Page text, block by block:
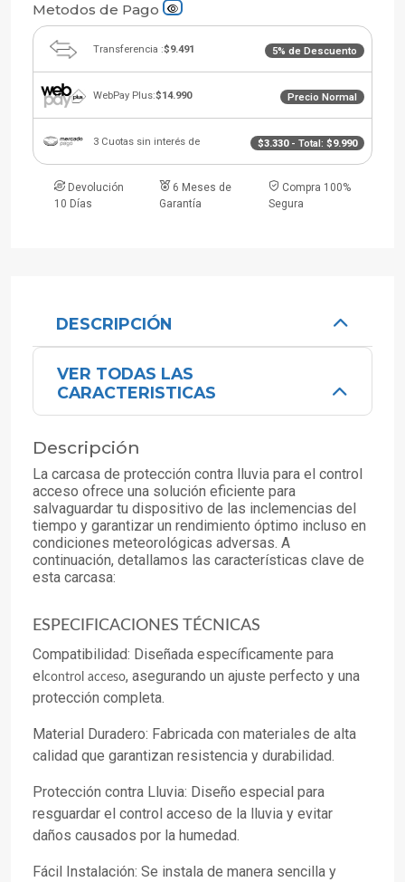
Metodos de Pago
Transferencia :$9.491 5% de Descuento
WebPay Plus:$14.990 Precio Normal
3 Cuotas sin interés de $3.330- Total: $9.990
Devolución
10 Días
6 Meses de
Garantía
Compra 100%
Segura
DESCRIPCIÓN
VER TODAS LAS
CARACTERISTICAS
Descripción
La carcasa de protección contra lluvia para el control
acceso ofrece una solución eficiente para
salvaguardar tu dispositivo de las inclemencias del
tiempo y garantizar un rendimiento óptimo incluso en
condiciones meteorológicas adversas. A
continuación, detallamos las características clave de
esta carcasa:
ESPECIFICACIONES TÉCNICAS
Compatibilidad: Diseñada específicamente para
el control acceso, asegurando un ajuste perfecto y una
protección completa.
Material Duradero: Fabricada con materiales de alta
calidad que garantizan resistencia y durabilidad.
Protección contra Lluvia: Diseño especial para
resguardar el control acceso de la lluvia y evitar
daños causados por la humedad.
Fácil Instalación: Se instala de manera sencilla y